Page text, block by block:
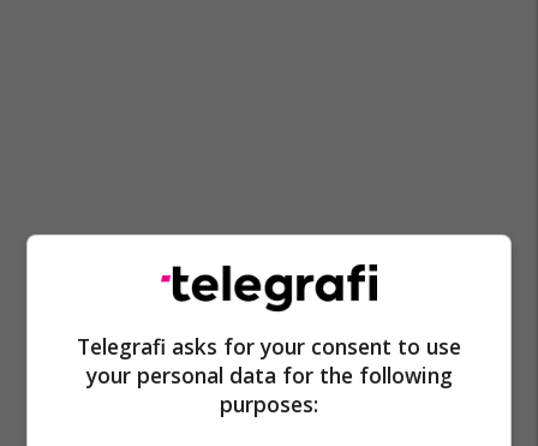
Telegrafi asks for your consent to use
your personal data for the following
purposes: